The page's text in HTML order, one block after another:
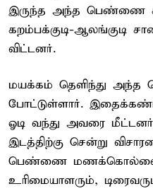
இருந்த அந்த பெண்ணை
கறம்பக்குடி-ஆலங்குடி
விட்டனர்.
மயக்கம் தெளிந்து அந்த
போட்டுள்ளார்.
ஓடி வந்து அவரை
இடத்திற்கு சென்று
பெண்ணை மணக்கொல்லை
உரிமையாளரும்,